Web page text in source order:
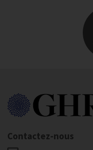
Contactez-nous